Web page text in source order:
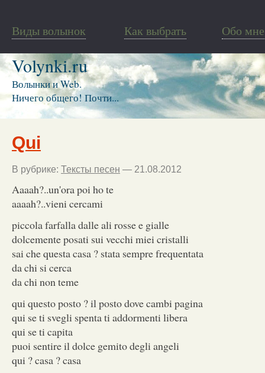
Виды волынок Как выбрать Обо мне
Volynki.ru
Волынки и Web.
Ничего общего! Почти...
Qui
В рубрике: Тексты песен — 21.08.2012
Aaaah?..un'ora poi ho te
aaaah?..vieni cercami
piccola farfalla dalle ali rosse e gialle
dolcemente posati sui vecchi miei cristalli
sai che questa casa ? stata sempre frequentata
da chi si cerca
da chi non teme
qui questo posto ? il posto dove cambi pagina
qui se ti svegli spenta ti addormenti libera
qui se ti capita
puoi sentire il dolce gemito degli angeli
qui ? casa ? casa